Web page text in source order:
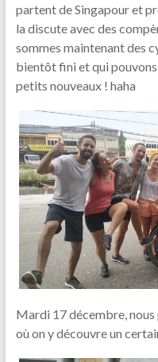
partent de Singapour et
la discute avec des
sommes maintenant des
bientôt fini et qui
petits nouveaux ! haha
Mardi 17 décembre, nous
où on y découvre un